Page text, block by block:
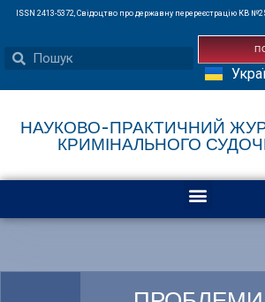
ISSN 2413-5372, Свідоцтво про державну перереєстрацію КВ
НАУКОВО-ПРАКТИЧНИЙ
КРИМІНАЛЬНОГО